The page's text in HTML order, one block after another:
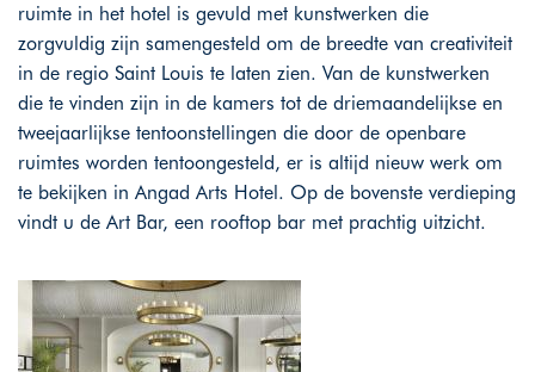
ruimte in het hotel is gevuld met kunstwerken die
zorgvuldig zijn samengesteld om de breedte van creativiteit
in de regio Saint Louis te laten zien. Van de kunstwerken
die te vinden zijn in de kamers tot de driemaandelijkse en
tweejaarlijkse tentoonstellingen die door de openbare
ruimtes worden tentoongesteld, er is altijd nieuw werk om
te bekijken in Angad Arts Hotel. Op de bovenste verdieping
vindt u de Art Bar, een rooftop bar met prachtig uitzicht.